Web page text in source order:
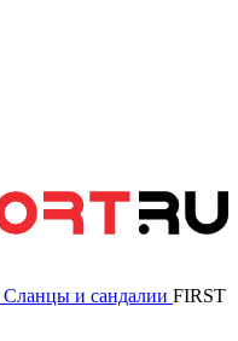
Сланцы и сандалии FIRST